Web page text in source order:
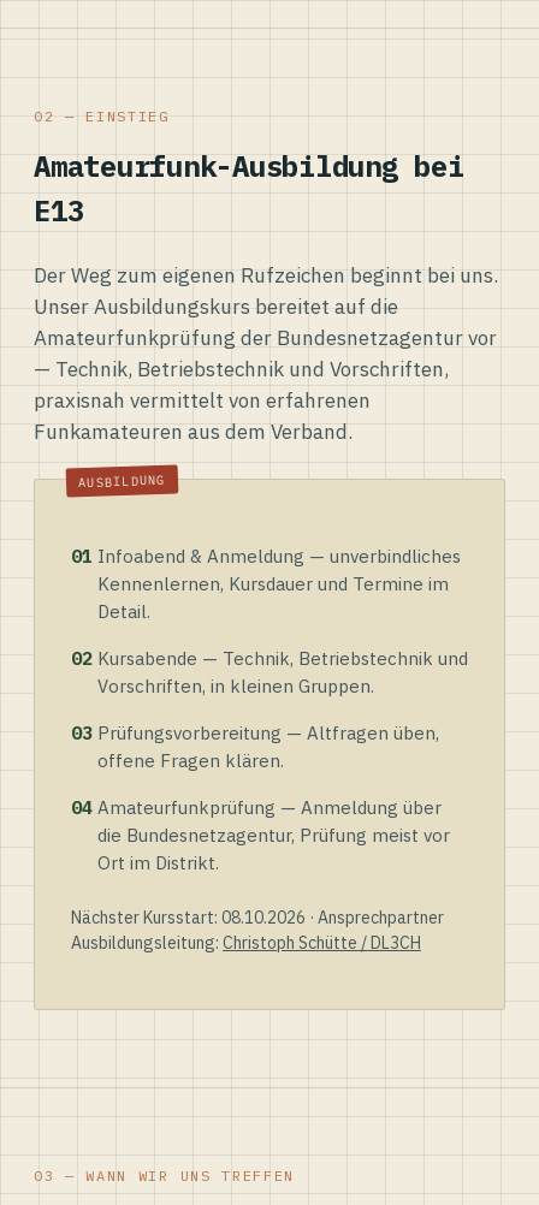
02 — EINSTIEG
Amateurfunk-Ausbildung bei
E13
Der Weg zum eigenen Rufzeichen beginnt bei uns.
Unser Ausbildungskurs bereitet auf die
Amateurfunkprüfung der Bundesnetzagentur vor
— Technik, Betriebstechnik und Vorschriften,
praxisnah vermittelt von erfahrenen
Funkamateuren aus dem Verband.
01 Infoabend & Anmeldung — unverbindliches
Kennenlernen, Kursdauer und Termine im
Detail.
02 Kursabende — Technik, Betriebstechnik und
Vorschriften, in kleinen Gruppen.
03 Prüfungsvorbereitung — Altfragen üben,
offene Fragen klären.
04 Amateurfunkprüfung — Anmeldung über
die Bundesnetzagentur, Prüfung meist vor
Ort im Distrikt.
Nächster Kursstart: 08.10.2026 · Ansprechpartner
Ausbildungsleitung: Christoph Schütte / DL3CH
03 — WANN WIR UNS TREFFEN